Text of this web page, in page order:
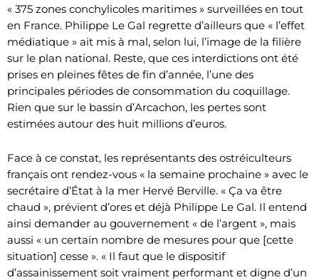
« 375 zones conchylicoles maritimes » surveillées en tout
en France. Philippe Le Gal regrette d’ailleurs que « l’effet
médiatique » ait mis à mal, selon lui, l’image de la filière
sur le plan national. Reste, que ces interdictions ont été
prises en pleines fêtes de fin d’année, l’une des
principales périodes de consommation du coquillage.
Rien que sur le bassin d’Arcachon, les pertes sont
estimées autour des huit millions d’euros.
Face à ce constat, les représentants des ostréiculteurs
français ont rendez-vous « la semaine prochaine » avec le
secrétaire d’État à la mer Hervé Berville. « Ça va être
chaud », prévient d’ores et déjà Philippe Le Gal. Il entend
ainsi demander au gouvernement « de l’argent », mais
aussi « un certain nombre de mesures pour que [cette
situation] cesse ». « Il faut que le dispositif
d’assainissement soit vraiment performant et digne d’un